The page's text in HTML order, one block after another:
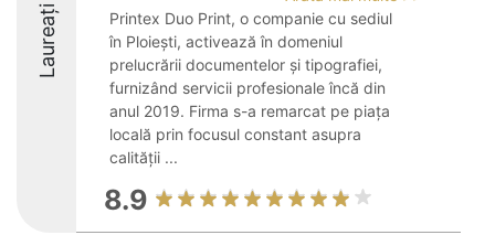
Laureați
Printex Duo Print, o companie cu sediul
în Ploiești, activează în domeniul
prelucrării documentelor și tipografiei,
furnizând servicii profesionale încă din
anul 2019. Firma s-a remarcat pe piața
locală prin focusul constant asupra
calității ...
8.9